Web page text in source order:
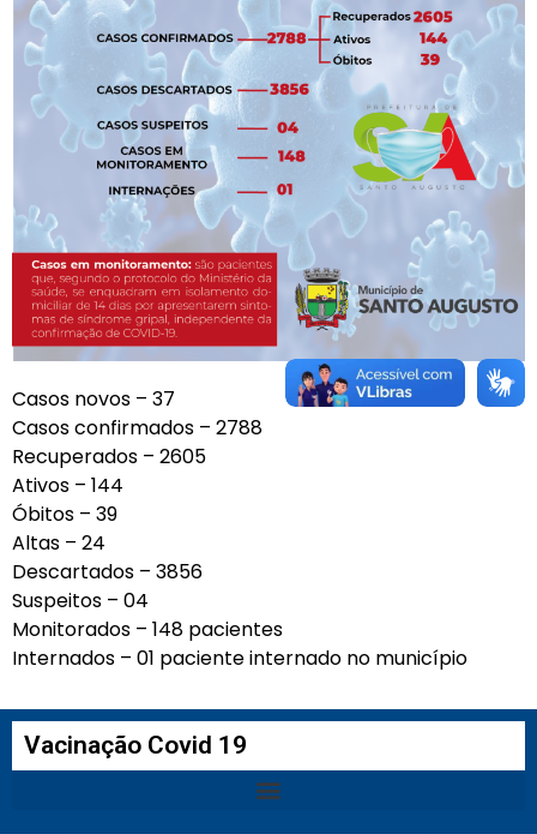
Casos novos – 37
Casos confirmados – 2788
Recuperados – 2605
Ativos – 144
Óbitos – 39
Altas – 24
Descartados – 3856
Suspeitos – 04
Monitorados – 148 pacientes
Internados – 01 paciente internado no município
Vacinação Covid 19